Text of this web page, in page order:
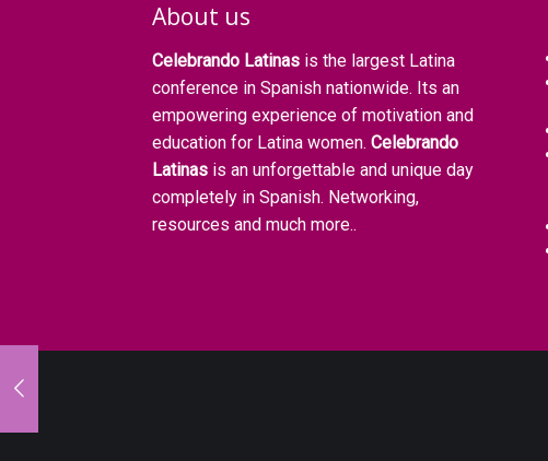
About us
Celebrando Latinas is the largest Latina
conference in Spanish nationwide. Its an
empowering experience of motivation and
education for Latina women. Celebrando
Latinas is an unforgettable and unique day
completely in Spanish. Networking,
resources and much more..